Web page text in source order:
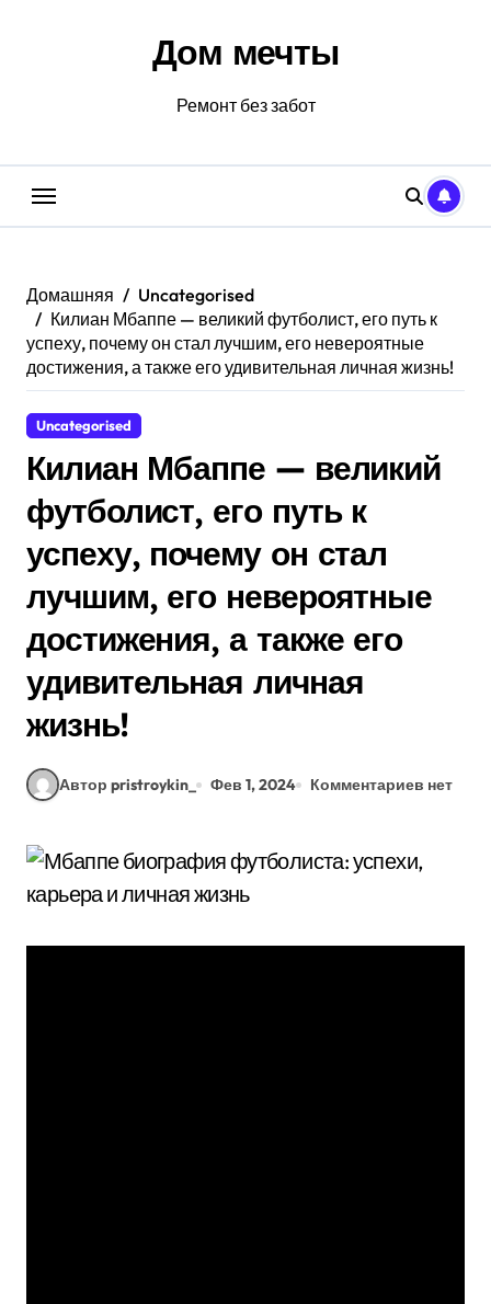
Дом мечты
Ремонт без забот
Домашняя
Uncategorised
Килиан Мбаппе — великий футболист, его путь к
успеху, почему он стал лучшим, его невероятные
достижения, а также его удивительная личная жизнь!
Uncategorised
Килиан Мбаппе — великий
футболист, его путь к
успеху, почему он стал
лучшим, его невероятные
достижения, а также его
удивительная личная
жизнь!
Автор pristroykin_ Фев 1, 2024 Комментариев нет